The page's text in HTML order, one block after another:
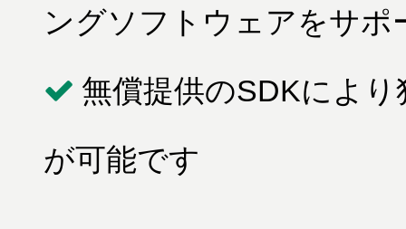
ングソフトウェアをサポ
無償提供のSDKによ
が可能です